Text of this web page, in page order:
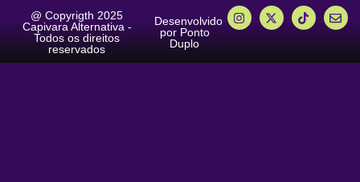
@ Copyrigth 2025
Capivara Alternativa -
Todos os direitos
reservados
Desenvolvido
por Ponto
Duplo